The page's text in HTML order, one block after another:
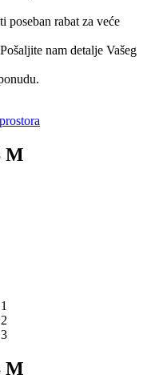
poseban rabat za veće
nam detalje Vašeg
M
M